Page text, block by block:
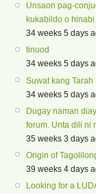
Unsaon pag-
kukabildo o hinabi
34 weeks 5 days
tinuod
34 weeks 5 days
Suwat kang Tarah
34 weeks 5 days
Dugay naman
forum. Unta dili ni
35 weeks 3 days
Origin of
39 weeks 4 days
Looking for a